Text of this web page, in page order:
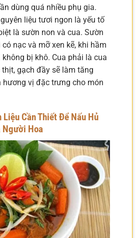
dùng quá nhiều phụ gia.
liệu tươi ngon là yếu tố
là sườn non và cua. Sườn
nạc và mỡ xen kẽ, khi hầm
bị khô. Cua phải là cua
gạch đầy sẽ làm tăng
hương vị đặc trưng cho món
Liệu Cần Thiết Để Nấu Hủ
Người Hoa